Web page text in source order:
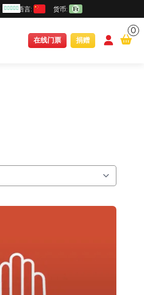
语言: 货币:
在线门票 捐赠
0